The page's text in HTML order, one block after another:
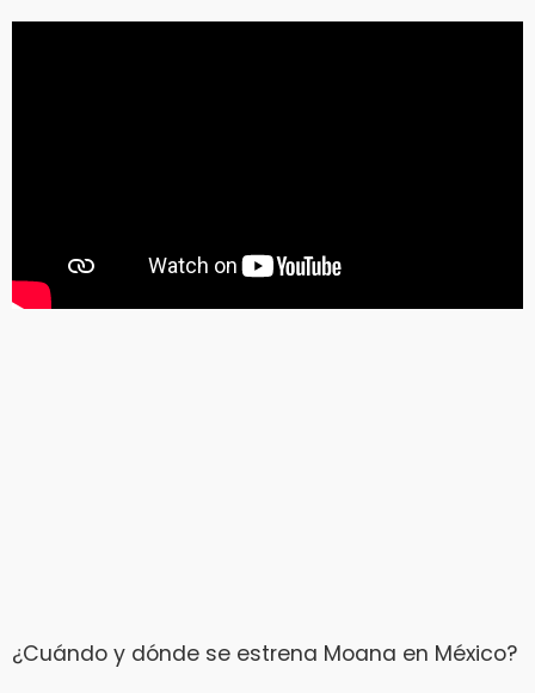
¿Cuándo y dónde se estrena Moana en México?